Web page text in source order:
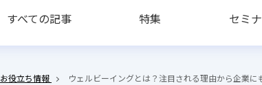
すべての記事 特集 セミ
お役立ち情報 ウェルビーイングとは？注目される理由から企業